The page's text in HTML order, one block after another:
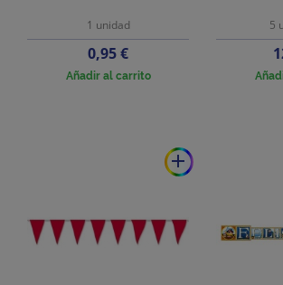
1 unidad
Precio
0,95 €
Añadir al carrito
5
add